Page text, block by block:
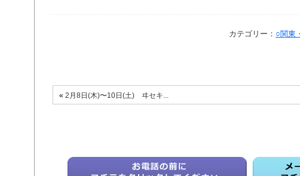
カテゴリー： ○関東
« 2月8日(木)〜10日(土) ヰセキ...